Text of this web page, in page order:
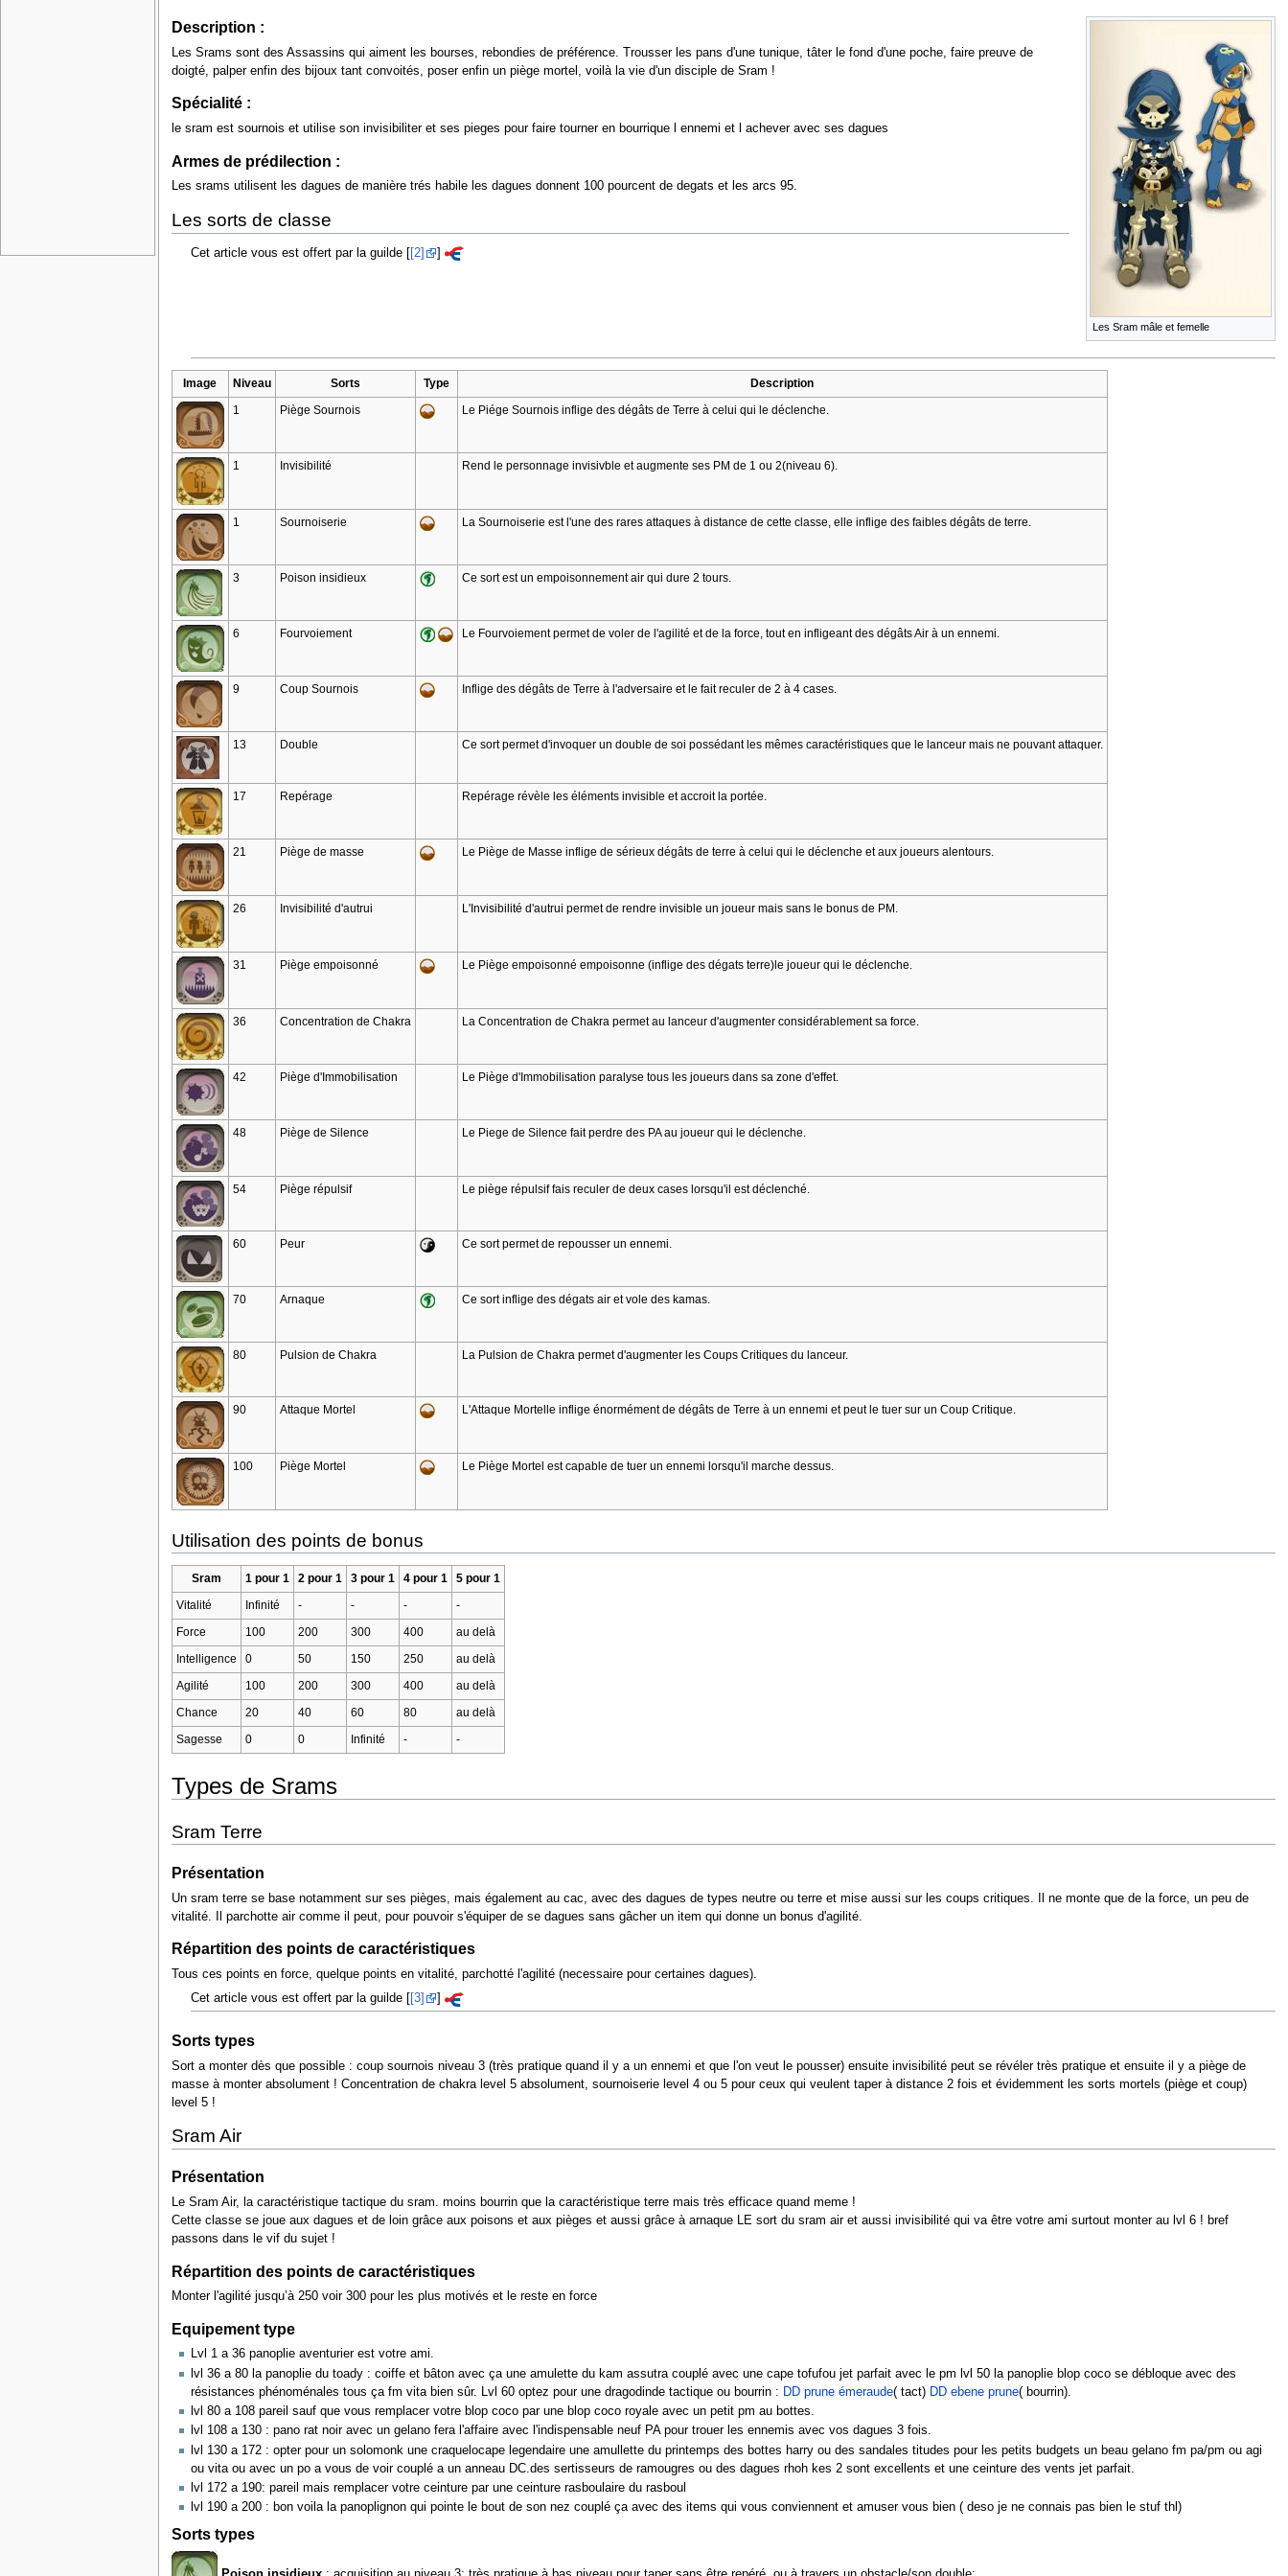
Les Sram mâle et femelle
Description :
Les Srams sont des Assassins qui aiment les bourses, rebondies de préférence. Trousser les pans d'une tunique, tâter le fond d'une poche, faire preuve de
doigté, palper enfin des bijoux tant convoités, poser enfin un piège mortel, voilà la vie d'un disciple de Sram !
Spécialité :
le sram est sournois et utilise son invisibiliter et ses pieges pour faire tourner en bourrique l ennemi et l achever avec ses dagues
Armes de prédilection :
Les srams utilisent les dagues de manière trés habile les dagues donnent 100 pourcent de degats et les arcs 95.
Les sorts de classe
Cet article vous est offert par la guilde [ [2] ]
Image Niveau Sorts Type
Description
1
Piège Sournois Le Piége Sournois inflige des dégâts de Terre à celui qui le déclenche.
1 Invisibilité Rend le personnage invisivble et augmente ses PM de 1 ou 2(niveau 6).
1 Sournoiserie La Sournoiserie est l'une des rares attaques à distance de cette classe, elle inflige des faibles dégâts de terre.
3 Poison insidieux Ce sort est un empoisonnement air qui dure 2 tours.
6 Fourvoiement Le Fourvoiement permet de voler de l'agilité et de la force, tout en infligeant des dégâts Air à un ennemi.
9 Coup Sournois Inflige des dégâts de Terre à l'adversaire et le fait reculer de 2 à 4 cases.
13 Double Ce sort permet d'invoquer un double de soi possédant les mêmes caractéristiques que le lanceur mais ne pouvant attaquer.
17 Repérage Repérage révèle les éléments invisible et accroit la portée.
21 Piège de masse Le Piège de Masse inflige de sérieux dégâts de terre à celui qui le déclenche et aux joueurs alentours.
26 Invisibilité d'autrui L'Invisibilité d'autrui permet de rendre invisible un joueur mais sans le bonus de PM.
31 Piège empoisonné Le Piège empoisonné empoisonne (inflige des dégats terre)le joueur qui le déclenche.
36 Concentration de Chakra La Concentration de Chakra permet au lanceur d'augmenter considérablement sa force.
42 Piège d'Immobilisation Le Piège d'Immobilisation paralyse tous les joueurs dans sa zone d'effet.
48 Piège de Silence Le Piege de Silence fait perdre des PA au joueur qui le déclenche.
54 Piège répulsif Le piège répulsif fais reculer de deux cases lorsqu'il est déclenché.
60 Peur Ce sort permet de repousser un ennemi.
70 Arnaque Ce sort inflige des dégats air et vole des kamas.
80 Pulsion de Chakra La Pulsion de Chakra permet d'augmenter les Coups Critiques du lanceur.
90 Attaque Mortel L'Attaque Mortelle inflige énormément de dégâts de Terre à un ennemi et peut le tuer sur un Coup Critique.
100 Piège Mortel Le Piège Mortel est capable de tuer un ennemi lorsqu'il marche dessus.
Utilisation des points de bonus
Sram 1 pour 1 2 pour 1 3 pour 1 4 pour 1
5 pour 1
Vitalité
Infinité - - -
-
Force
100 200 300 400
au delà
Intelligence
0 50 150 250
au delà
Agilité
100 200 300 400
au delà
Chance
20 40 60 80
au delà
Sagesse
0 0 Infinité - -
Types de Srams
Sram Terre
Présentation
Un sram terre se base notamment sur ses pièges, mais également au cac, avec des dagues de types neutre ou terre et mise aussi sur les coups critiques. Il ne monte que de la force, un peu de
vitalité. Il parchotte air comme il peut, pour pouvoir s'équiper de se dagues sans gâcher un item qui donne un bonus d'agilité.
Répartition des points de caractéristiques
Tous ces points en force, quelque points en vitalité, parchotté l'agilité (necessaire pour certaines dagues).
Cet article vous est offert par la guilde [
[3] ]
Sorts types
Sort a monter dès que possible : coup sournois niveau 3 (très pratique quand il y a un ennemi et que l'on veut le pousser) ensuite invisibilité peut se révéler très pratique et ensuite il y a piège de
masse à monter absolument ! Concentration de chakra level 5 absolument, sournoiserie level 4 ou 5 pour ceux qui veulent taper à distance 2 fois et évidemment les sorts mortels (piège et coup)
level 5 !
Sram Air
Présentation
Le Sram Air, la caractéristique tactique du sram. moins bourrin que la caractéristique terre mais très efficace quand meme !
Cette classe se joue aux dagues et de loin grâce aux poisons et aux pièges et aussi grâce à arnaque LE sort du sram air et aussi invisibilité qui va être votre ami surtout monter au lvl 6 ! bref
passons dans le vif du sujet !
Répartition des points de caractéristiques
Monter l'agilité jusqu’à 250 voir 300 pour les plus motivés et le reste en force
Equipement type
Lvl 1 a 36 panoplie aventurier est votre ami.
lvl 36 a 80 la panoplie du toady : coiffe et bâton avec ça une amulette du kam assutra couplé avec une cape tofufou jet parfait avec le pm lvl 50 la panoplie blop coco se débloque avec des
résistances phénoménales tous ça fm vita bien sûr. Lvl 60 optez pour une dragodinde tactique ou bourrin : DD prune émeraude( tact) DD ebene prune( bourrin).
lvl 80 a 108 pareil sauf que vous remplacer votre blop coco par une blop coco royale avec un petit pm au bottes.
lvl 108 a 130 : pano rat noir avec un gelano fera l'affaire avec l'indispensable neuf PA pour trouer les ennemis avec vos dagues 3 fois.
lvl 130 a 172 : opter pour un solomonk une craquelocape legendaire une amullette du printemps des bottes harry ou des sandales titudes pour les petits budgets un beau gelano fm pa/pm ou agi
ou vita ou avec un po a vous de voir couplé a un anneau DC.des sertisseurs de ramougres ou des dagues rhoh kes 2 sont excellents et une ceinture des vents jet parfait.
lvl 172 a 190: pareil mais remplacer votre ceinture par une ceinture rasboulaire du rasboul
lvl 190 a 200 : bon voila la panoplignon qui pointe le bout de son nez couplé ça avec des items qui vous conviennent et amuser vous bien ( deso je ne connais pas bien le stuf thl)
Sorts types